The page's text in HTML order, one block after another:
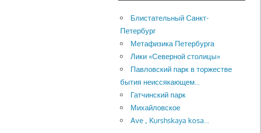
Блистательный Санкт-
Петербург
Метафизика Петербурга
Лики «Северной столицы»
Павловский парк в торжестве
бытия неиссякающем…
Гатчинский парк
Михайловское
Ave , Kurshskaya kosa…